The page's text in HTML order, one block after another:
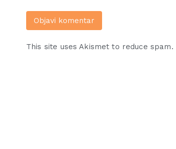
This site uses Akismet to reduce spam.